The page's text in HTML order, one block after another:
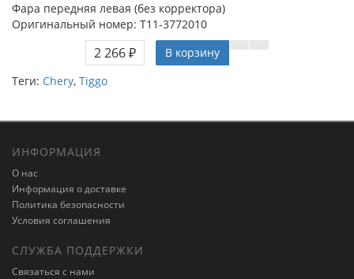
Фара передняя левая (без корректора)
Оригинальный номер: T11-3772010
2 266 ₽
В корзину
Теги: Chery, Tiggo
ИНФОРМАЦИЯ
О нас
Информация о доставке
Политика безопасности
Условия соглашения
СЛУЖБА ПОДДЕРЖКИ
Связаться с нами